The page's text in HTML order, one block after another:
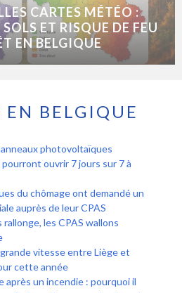
CARTES MÉTÉO :
SOLS ET RISQUE DE FEU
EN BELGIQUE
BELGIQUE
photovoltaïques
ouvrir 7 jours sur 7 à
du chômage ont demandé un
auprès de leur CPAS
les CPAS wallons
vitesse entre Liège et
cette année
après un incendie : pourquoi il